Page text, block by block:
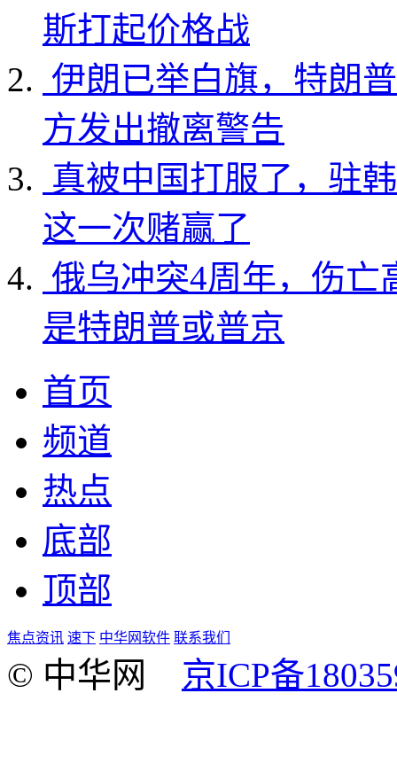
斯打起价格战
伊朗已举白旗，特朗
方发出撤离警告
真被中国打服了，驻
这一次赌赢了
俄乌冲突4周年，伤亡
是特朗普或普京
首页
频道
热点
底部
顶部
焦点资讯 速下 中华网软件 联系我们
© 中华网 京ICP备